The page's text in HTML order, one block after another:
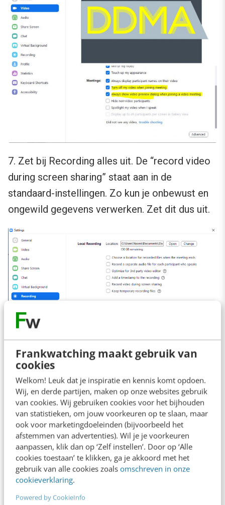
Frankwatching maakt gebruik van
cookies
Welkom! Leuk dat je inspiratie en kennis komt opdoen.
Wij, en derde partijen, maken op onze websites gebruik
van cookies. Wij gebruiken cookies voor het bijhouden
van statistieken, om jouw voorkeuren op te slaan, maar
ook voor marketingdoeleinden (bijvoorbeeld het
afstemmen van advertenties). Wil je je voorkeuren
aanpassen, klik dan op ‘Zelf instellen’. Door op ‘Alle
cookies toestaan’ te klikken, ga je akkoord met het
gebruik van alle cookies zoals omschreven in onze
cookieverklaring.
Powered by CookieInfo
7. Zet bij Recording alles uit. De “record video
during screen sharing” staat aan in de
standaard-instellingen. Zo kun je onbewust en
ongewild gegevens verwerken. Zet dit dus uit.
Specifiek voor hosts:
1. Gebruik de betaalde versie van Zoom.
2. Sluit eenverwerkersovereenkomstaf met
Zoom.